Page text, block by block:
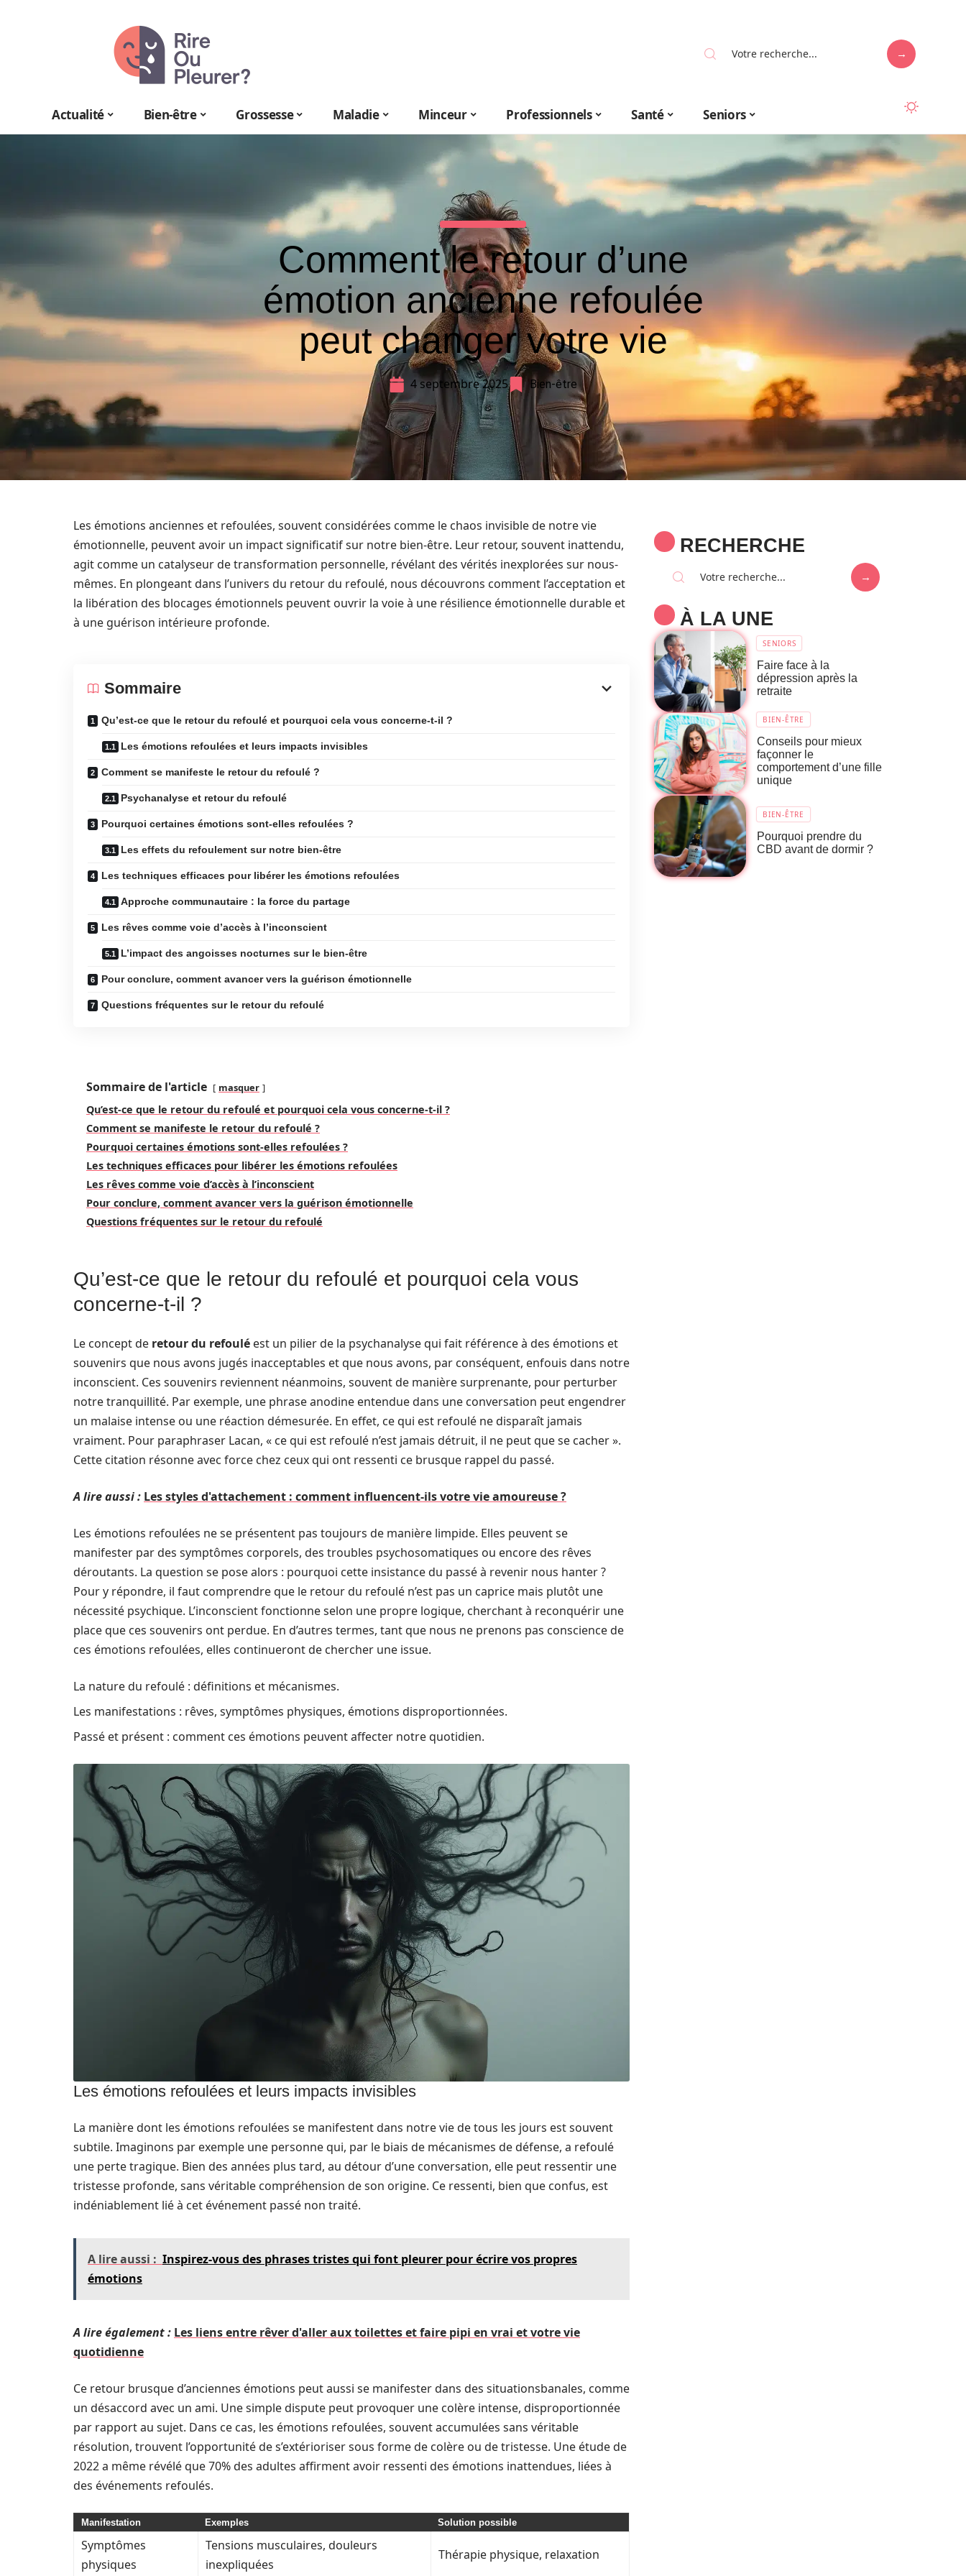
Actualité Bien-être Grossesse Maladie Minceur Professionnels Santé Seniors
Comment le retour d’une
émotion ancienne refoulée
peut changer votre vie
4 septembre 2025 Bien-être
Les émotions anciennes et refoulées, souvent considérées comme le chaos invisible de notre vie
émotionnelle, peuvent avoir un impact significatif sur notre bien-être. Leur retour, souvent inattendu,
agit comme un catalyseur de transformation personnelle, révélant des vérités inexplorées sur nous-
mêmes. En plongeant dans l’univers du retour du refoulé, nous découvrons comment l’acceptation et
la libération des blocages émotionnels peuvent ouvrir la voie à une résilience émotionnelle durable et
à une guérison intérieure profonde.
Sommaire
Qu’est-ce que le retour du refoulé et pourquoi cela vous concerne-t-il ?
Les émotions refoulées et leurs impacts invisibles
Comment se manifeste le retour du refoulé ?
Psychanalyse et retour du refoulé
Pourquoi certaines émotions sont-elles refoulées ?
Les effets du refoulement sur notre bien-être
Les techniques efficaces pour libérer les émotions refoulées
Approche communautaire : la force du partage
Les rêves comme voie d’accès à l’inconscient
L’impact des angoisses nocturnes sur le bien-être
Pour conclure, comment avancer vers la guérison émotionnelle
Questions fréquentes sur le retour du refoulé
Sommaire de l'article masquer
Qu’est-ce que le retour du refoulé et pourquoi cela vous concerne-t-il ?
Comment se manifeste le retour du refoulé ?
Pourquoi certaines émotions sont-elles refoulées ?
Les techniques efficaces pour libérer les émotions refoulées
Les rêves comme voie d’accès à l’inconscient
Pour conclure, comment avancer vers la guérison émotionnelle
Questions fréquentes sur le retour du refoulé
Qu’est-ce que le retour du refoulé et pourquoi cela vous
concerne-t-il ?
Le concept de retour du refoulé est un pilier de la psychanalyse qui fait référence à des émotions et
souvenirs que nous avons jugés inacceptables et que nous avons, par conséquent, enfouis dans notre
inconscient. Ces souvenirs reviennent néanmoins, souvent de manière surprenante, pour perturber
notre tranquillité. Par exemple, une phrase anodine entendue dans une conversation peut engendrer
un malaise intense ou une réaction démesurée. En effet, ce qui est refoulé ne disparaît jamais
vraiment. Pour paraphraser Lacan, « ce qui est refoulé n’est jamais détruit, il ne peut que se cacher ».
Cette citation résonne avec force chez ceux qui ont ressenti ce brusque rappel du passé.
A lire aussi : Les styles d'attachement : comment influencent-ils votre vie amoureuse ?
Les émotions refoulées ne se présentent pas toujours de manière limpide. Elles peuvent se
manifester par des symptômes corporels, des troubles psychosomatiques ou encore des rêves
déroutants. La question se pose alors : pourquoi cette insistance du passé à revenir nous hanter ?
Pour y répondre, il faut comprendre que le retour du refoulé n’est pas un caprice mais plutôt une
nécessité psychique. L’inconscient fonctionne selon une propre logique, cherchant à reconquérir une
place que ces souvenirs ont perdue. En d’autres termes, tant que nous ne prenons pas conscience de
ces émotions refoulées, elles continueront de chercher une issue.
La nature du refoulé : définitions et mécanismes.
Les manifestations : rêves, symptômes physiques, émotions disproportionnées.
Passé et présent : comment ces émotions peuvent affecter notre quotidien.
Les émotions refoulées et leurs impacts invisibles
La manière dont les émotions refoulées se manifestent dans notre vie de tous les jours est souvent
subtile. Imaginons par exemple une personne qui, par le biais de mécanismes de défense, a refoulé
une perte tragique. Bien des années plus tard, au détour d’une conversation, elle peut ressentir une
tristesse profonde, sans véritable compréhension de son origine. Ce ressenti, bien que confus, est
indéniablement lié à cet événement passé non traité.
A lire aussi : Inspirez-vous des phrases tristes qui font pleurer pour écrire vos propres
émotions
A lire également : Les liens entre rêver d'aller aux toilettes et faire pipi en vrai et votre vie
quotidienne
Ce retour brusque d’anciennes émotions peut aussi se manifester dans des situationsbanales, comme
un désaccord avec un ami. Une simple dispute peut provoquer une colère intense, disproportionnée
par rapport au sujet. Dans ce cas, les émotions refoulées, souvent accumulées sans véritable
résolution, trouvent l’opportunité de s’extérioriser sous forme de colère ou de tristesse. Une étude de
2022 a même révélé que 70% des adultes affirment avoir ressenti des émotions inattendues, liées à
des événements refoulés.
Manifestation Exemples Solution possible
Symptômes
physiques
Tensions musculaires, douleurs
inexpliquées
Thérapie physique, relaxation
RECHERCHE
À LA UNE
SENIORS
Faire face à la
dépression après la
retraite
BIEN-ÊTRE
Conseils pour mieux
façonner le
comportement d’une fille
unique
BIEN-ÊTRE
Pourquoi prendre du
CBD avant de dormir ?